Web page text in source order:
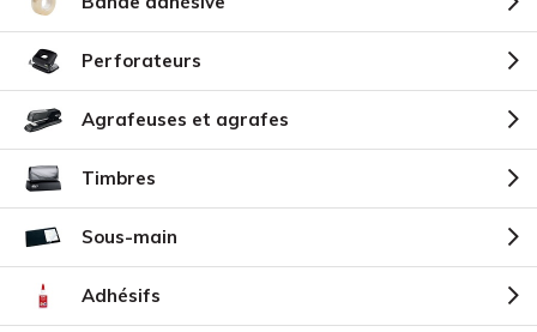
Perforateurs
Agrafeuses et agrafes
Timbres
Sous-main
Adhésifs